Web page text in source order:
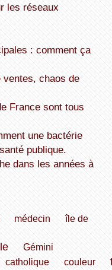
publique.
médecin
île de
Gémini
catholique couleur